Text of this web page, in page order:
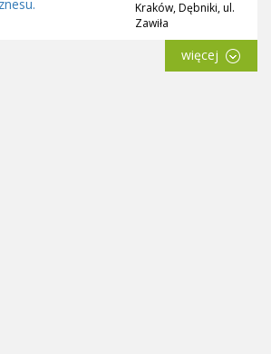
Kraków, Dębniki, ul.
Zawiła
więcej